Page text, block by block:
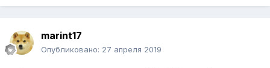
marint17
Опубликовано: 27 апреля 2019